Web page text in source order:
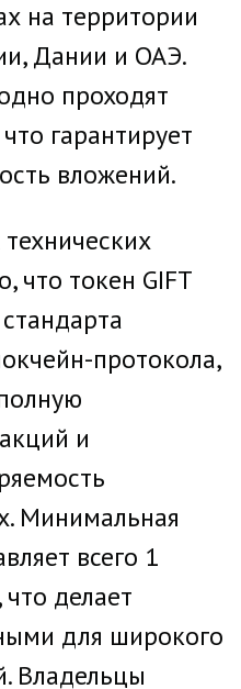
на территории
Дании и ОАЭ.
проходят
гарантирует
вложений.
что токен GIFT
протокола,
и
Минимальная
всего 1
делает
для широкого
Владельцы